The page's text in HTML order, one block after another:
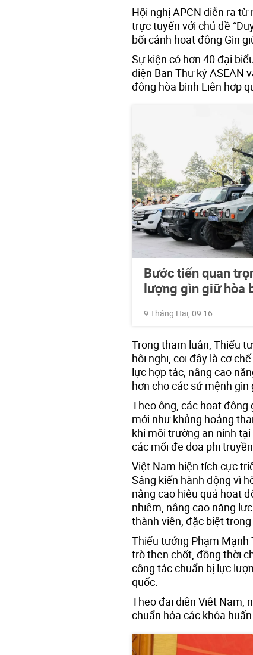
Hội nghị APCN diễn ra
trực tuyến với chủ đề
bối cảnh hoạt động Gìn
Sự kiện có hơn 40 đại
diện Ban Thư ký ASEAN
động hòa bình Liên hợp
Bước tiến quan
lượng gìn giữ hòa
9 Tháng Hai, 09:16
Trong tham luận, Thiếu
hội nghị, coi đây là cơ
lực hợp tác, nâng cao
hơn cho các sứ mệnh gìn
Theo ông, các hoạt
mới như khủng hoảng
khi môi trường an ninh
các mối đe dọa phi
Việt Nam hiện tích cực
Sáng kiến hành động vì
nâng cao hiệu quả hoạt
nhiệm, nâng cao năng
thành viên, đặc biệt
Thiếu tướng Phạm Mạnh
trò then chốt, đồng thời
công tác chuẩn bị lực
quốc.
Theo đại diện Việt Nam,
chuẩn hóa các khóa